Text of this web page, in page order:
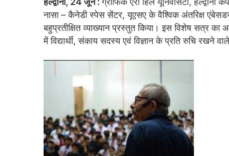
नासा – कैनेडी स्पेस सेंटर, यूएसए के वैश्विक अंतरिक्ष एंबेसडर
बहुप्रतीक्षित व्याख्यान प्रस्तुत किया। इस विशेष सत्र का
में विद्यार्थी, संकाय सदस्य एवं विज्ञान के प्रति रुचि रखने